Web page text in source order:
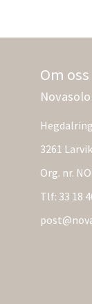
Om oss
Novasolo
3261 Larvik
Org. nr.
Tlf: 33 18